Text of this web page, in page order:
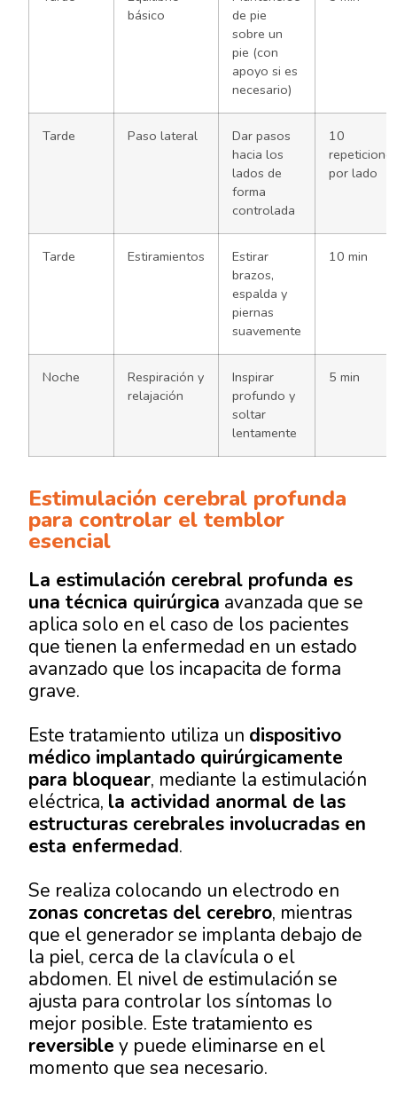
básico
de pie
sobre un
pie (con
apoyo si es
necesario)
Tarde Paso lateral
Dar pasos
hacia los
lados de
forma
controlada
10
por lado
Tarde Estiramientos
Estirar
brazos,
espalda y
piernas
suavemente
10 min
Noche
Respiración y
relajación
Inspirar
profundo y
soltar
lentamente
5 min
Estimulación cerebral profunda
para controlar el temblor
esencial
La estimulación cerebral profunda es
una técnica quirúrgica avanzada que se
aplica solo en el caso de los pacientes
que tienen la enfermedad en un estado
avanzado que los incapacita de forma
grave.
Este tratamiento utiliza un dispositivo
médico implantado quirúrgicamente
para bloquear, mediante la estimulación
eléctrica, la actividad anormal de las
estructuras cerebrales involucradas en
esta enfermedad.
Se realiza colocando un electrodo en
zonas concretas del cerebro, mientras
que el generador se implanta debajo de
la piel, cerca de la clavícula o el
abdomen. El nivel de estimulación se
ajusta para controlar los síntomas lo
mejor posible. Este tratamiento es
reversible y puede eliminarse en el
momento que sea necesario.